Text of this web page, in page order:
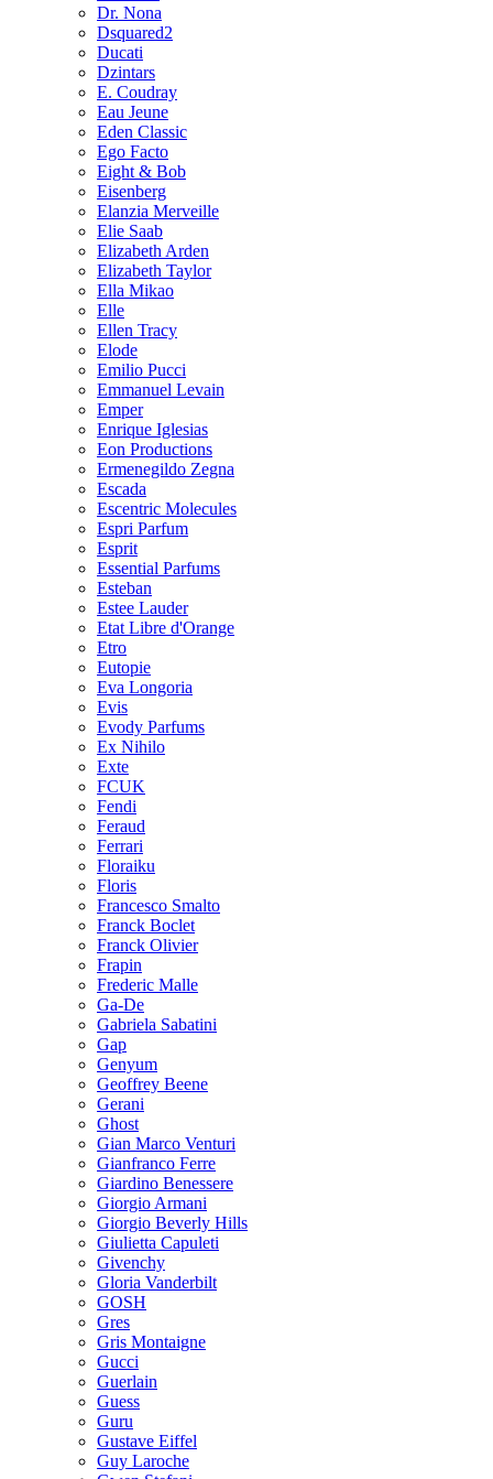
Dr. Nona
Dsquared2
Ducati
Dzintars
E. Coudray
Eau Jeune
Eden Classic
Ego Facto
Eight & Bob
Eisenberg
Elanzia Merveille
Elie Saab
Elizabeth Arden
Elizabeth Taylor
Ella Mikao
Elle
Ellen Tracy
Elode
Emilio Pucci
Emmanuel Levain
Emper
Enrique Iglesias
Eon Productions
Ermenegildo Zegna
Escada
Escentric Molecules
Espri Parfum
Esprit
Essential Parfums
Esteban
Estee Lauder
Etat Libre d'Orange
Etro
Eutopie
Eva Longoria
Evis
Evody Parfums
Ex Nihilo
Exte
FCUK
Fendi
Feraud
Ferrari
Floraiku
Floris
Francesco Smalto
Franck Boclet
Franck Olivier
Frapin
Frederic Malle
Ga-De
Gabriela Sabatini
Gap
Genyum
Geoffrey Beene
Gerani
Ghost
Gian Marco Venturi
Gianfranco Ferre
Giardino Benessere
Giorgio Armani
Giorgio Beverly Hills
Giulietta Capuleti
Givenchy
Gloria Vanderbilt
GOSH
Gres
Gris Montaigne
Gucci
Guerlain
Guess
Guru
Gustave Eiffel
Guy Laroche